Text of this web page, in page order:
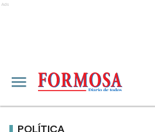
Ads
POLÍTICA